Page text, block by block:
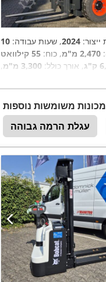
2024, שעות עבודה:
2,470 מ"מ , כוח:
55 קילוואט
, אורך כולל: 3,300 מ"מ
,
משומשות נוספות
עגלת הרמה גבוהה